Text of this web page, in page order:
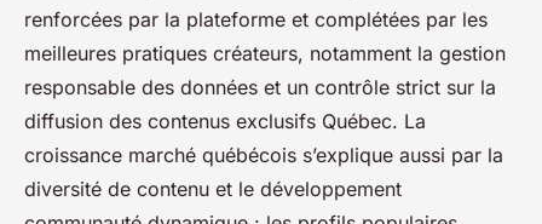
renforcées par la plateforme et complétées par les
meilleures pratiques créateurs, notamment la gestion
responsable des données et un contrôle strict sur la
diffusion des contenus exclusifs Québec. La
croissance marché québécois s’explique aussi par la
diversité de contenu et le développement